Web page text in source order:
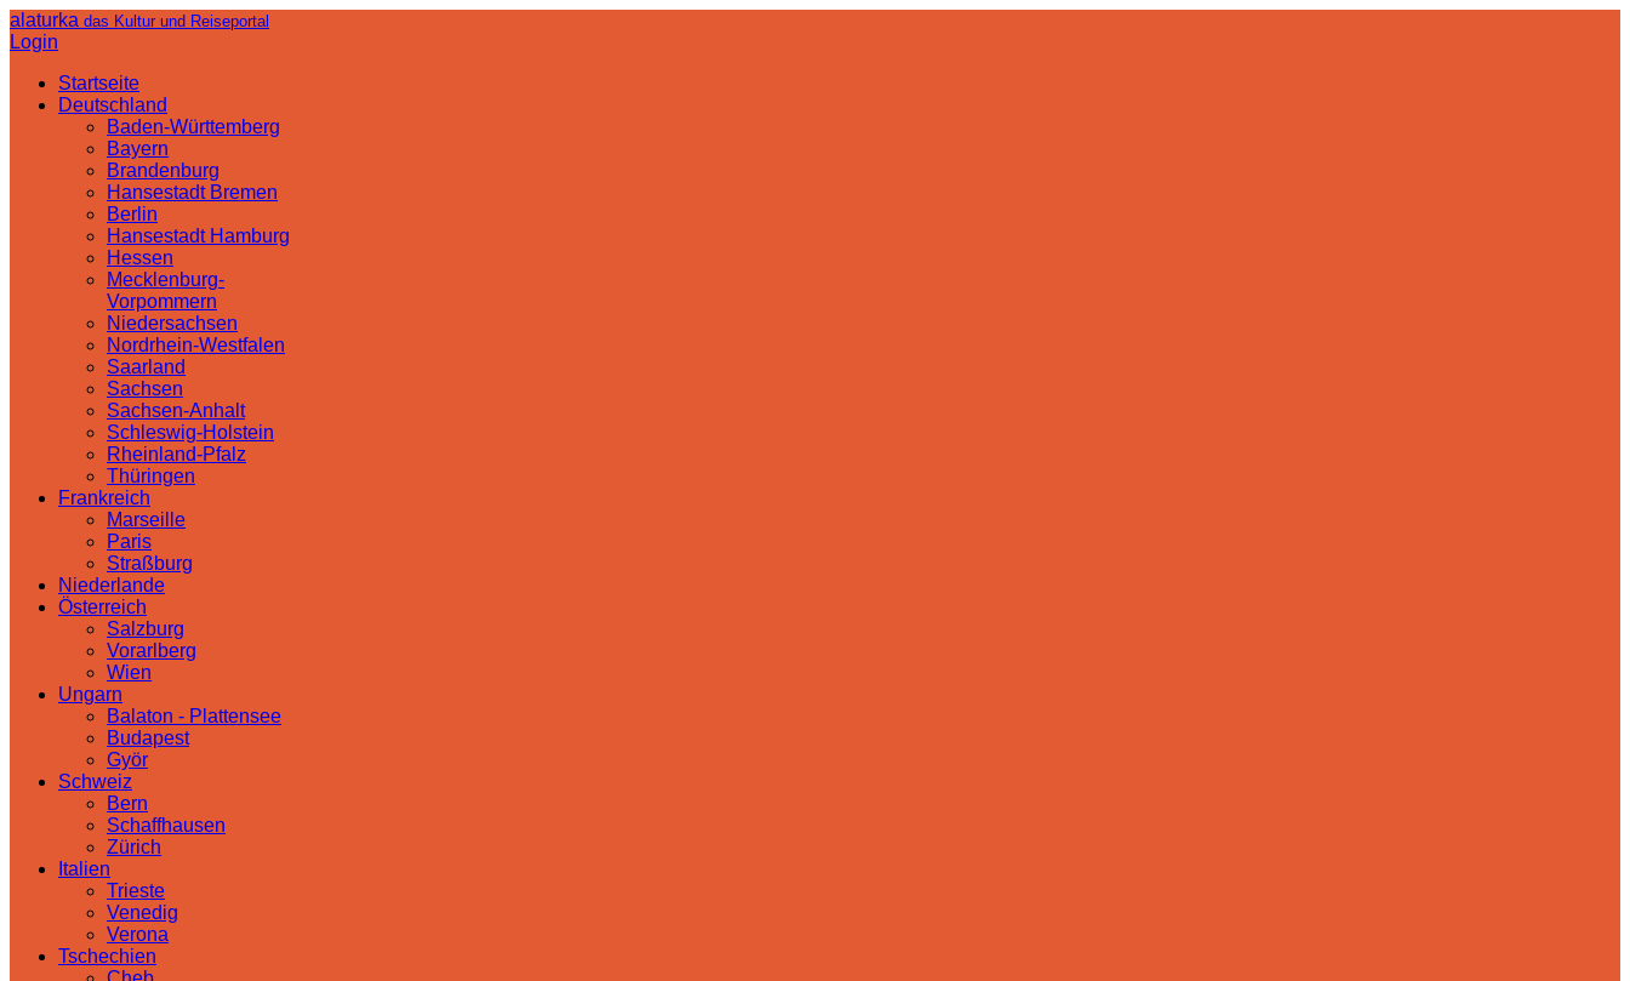
alaturka das Kultur und Reiseportal
Login
Startseite
Deutschland
Baden-Württemberg
Bayern
Brandenburg
Hansestadt Bremen
Berlin
Hansestadt Hamburg
Hessen
Mecklenburg-
Vorpommern
Niedersachsen
Nordrhein-Westfalen
Saarland
Sachsen
Sachsen-Anhalt
Schleswig-Holstein
Rheinland-Pfalz
Thüringen
Frankreich
Marseille
Paris
Straßburg
Niederlande
Österreich
Salzburg
Vorarlberg
Wien
Ungarn
Balaton - Plattensee
Budapest
Györ
Schweiz
Bern
Schaffhausen
Zürich
Italien
Trieste
Venedig
Verona
Tschechien